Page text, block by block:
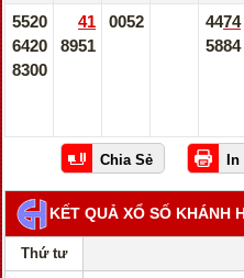
5520
6420
8300
41
8951
0052
4474
5884
KẾT QUẢ XỔ SỐ KHÁNH
Thứ tư